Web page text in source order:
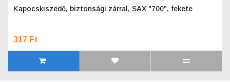
Kapocskiszedő, biztonsági zárral, SAX "700", fekete
317 Ft